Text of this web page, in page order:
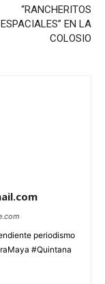
“RANCHERITOS
ESPACIALES” EN LA
COLOSIO
periodismo
#Quintana